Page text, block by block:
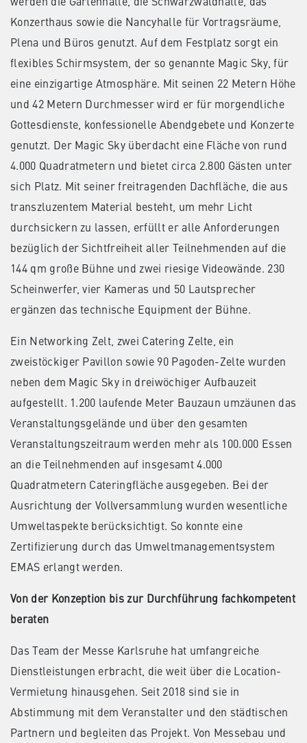
Konzerthaus sowie die Nancyhalle für Vortragsräume,
Plena und Büros genutzt. Auf dem Festplatz sorgt ein
flexibles Schirmsystem, der so genannte Magic Sky, für
eine einzigartige Atmosphäre. Mit seinen 22 Metern Höhe
und 42 Metern Durchmesser wird er für morgendliche
Gottesdienste, konfessionelle Abendgebete und Konzerte
genutzt. Der Magic Sky überdacht eine Fläche von rund
4.000 Quadratmetern und bietet circa 2.800 Gästen unter
sich Platz. Mit seiner freitragenden Dachfläche, die aus
transzluzentem Material besteht, um mehr Licht
durchsickern zu lassen, erfüllt er alle Anforderungen
bezüglich der Sichtfreiheit aller Teilnehmenden auf die
144 qm große Bühne und zwei riesige Videowände. 230
Scheinwerfer, vier Kameras und 50 Lautsprecher
ergänzen das technische Equipment der Bühne.
Ein Networking Zelt, zwei Catering Zelte, ein
zweistöckiger Pavillon sowie 90 Pagoden-Zelte wurden
neben dem Magic Sky in dreiwöchiger Aufbauzeit
aufgestellt. 1.200 laufende Meter Bauzaun umzäunen das
Veranstaltungsgelände und über den gesamten
Veranstaltungszeitraum werden mehr als 100.000 Essen
an die Teilnehmenden auf insgesamt 4.000
Quadratmetern Cateringfläche ausgegeben. Bei der
Ausrichtung der Vollversammlung wurden wesentliche
Umweltaspekte berücksichtigt. So konnte eine
Zertifizierung durch das Umweltmanagementsystem
EMAS erlangt werden.
Von der Konzeption bis zur Durchführung fachkompetent
beraten
Das Team der Messe Karlsruhe hat umfangreiche
Dienstleistungen erbracht, die weit über die Location-
Vermietung hinausgehen. Seit 2018 sind sie in
Abstimmung mit dem Veranstalter und den städtischen
Partnern und begleiten das Projekt. Von Messebau und